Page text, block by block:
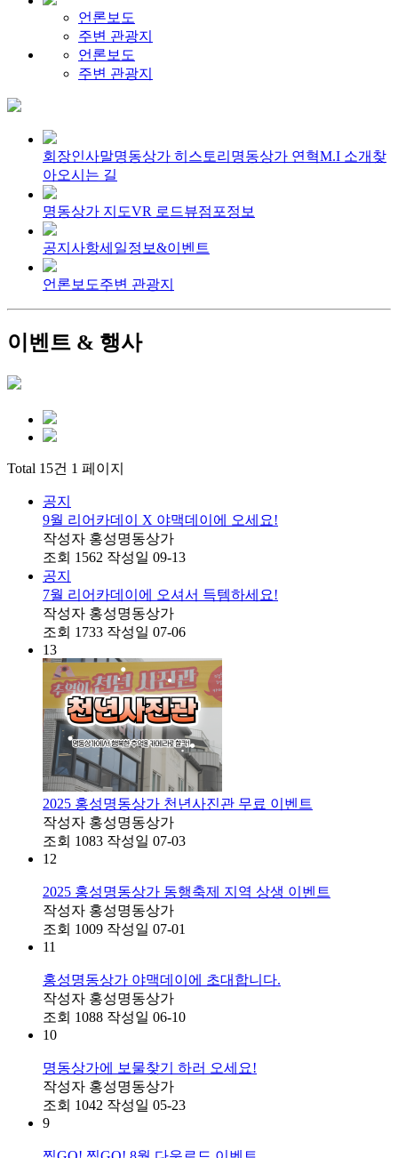
언론보도
주변 관광지
언론보도
주변 관광지
회장인사말명동상가 히스토리 명동상가 연혁M.I 소개 찾
아오시는 길
명동상가 지도VR 로드뷰점포정보
공지사항세일정보&이벤트
언론보도주변 관광지
이벤트 & 행사
Total 15건 1 페이지
공지
9월 리어카데이 X 야맥데이에 오세요!
작성자 홍성명동상가
조회 1562 작성일 09-13
공지
7월 리어카데이에 오셔서 득템하세요!
작성자 홍성명동상가
조회 1733 작성일 07-06
13
2025 홍성명동상가 천년사진관 무료 이벤트
작성자 홍성명동상가
조회 1083 작성일 07-03
12
2025 홍성명동상가 동행축제 지역 상생 이벤트
작성자 홍성명동상가
조회 1009 작성일 07-01
11
홍성명동상가 야맥데이에 초대합니다.
작성자 홍성명동상가
조회 1088 작성일 06-10
10
명동상가에 보물찾기 하러 오세요!
작성자 홍성명동상가
조회 1042 작성일 05-23
9